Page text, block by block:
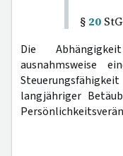
§ 20
Die
ausnahmsweise
langjähriger